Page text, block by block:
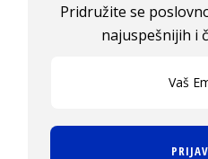
Pridružite se
najuspešnijih i